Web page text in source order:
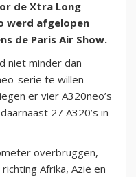
de Xtra Long
werd afgelopen
de Paris Air Show.
niet minder dan
serie te willen
er vier A320neo’s
27 A320’s in
overbruggen,
Afrika, Azië en